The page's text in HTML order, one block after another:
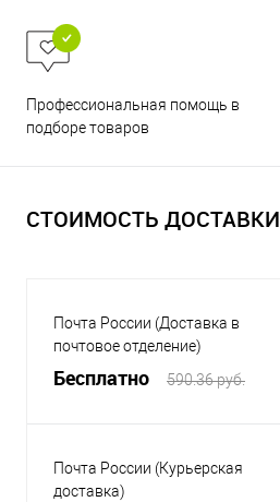
Профессиональная помощь в
подборе товаров
СТОИМОСТЬ ДОСТАВКИ
Почта России (Доставка в
почтовое отделение)
Бесплатно 590.36 руб.
Почта России (Курьерская
доставка)